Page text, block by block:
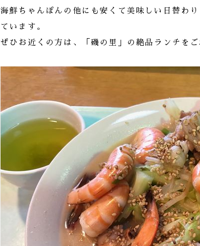
海鮮ちゃんぽんの他にも安くて美味しい日替わ
ています。
ぜひお近くの方は、「磯の里」の絶品ランチをご